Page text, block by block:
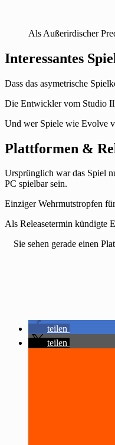
Als Außerirdischer
Interessantes
Dass das asymetrische
Die Entwickler vom Studio
Und wer Spiele wie Evolve
Plattformen &
Ursprünglich war das Spiel
PC spielbar sein.
Einziger Wehrmutstropfen
Als Releasetermin kündigte
Sie sehen gerade einen
teilen
teilen